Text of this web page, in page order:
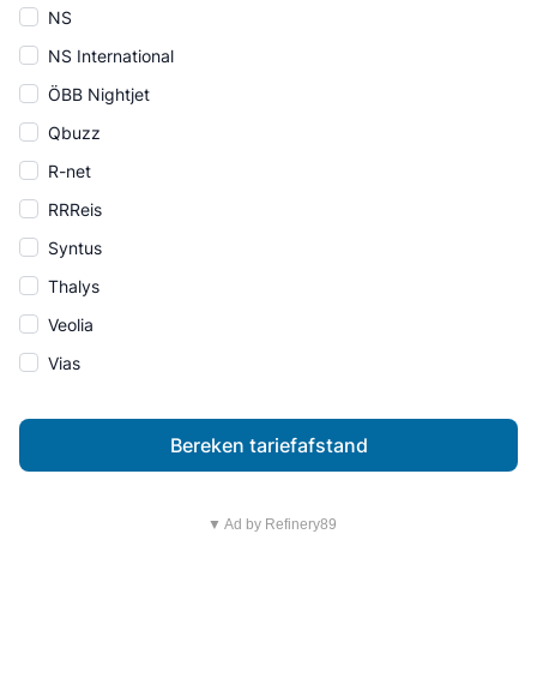
NS
NS International
ÖBB Nightjet
Qbuzz
R-net
RRReis
Syntus
Thalys
Veolia
Vias
Bereken tariefafstand
▼ Ad by Refinery89